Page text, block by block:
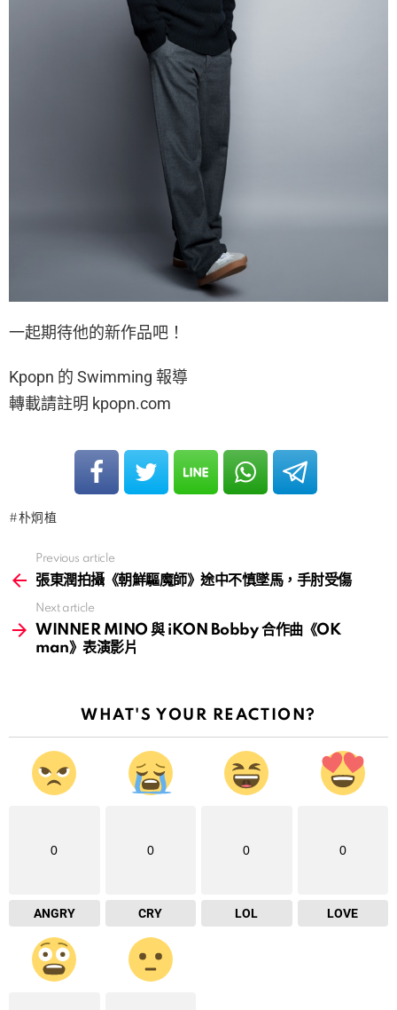
一起期待他的新作品吧！
Kpopn 的 Swimming 報導
轉載請註明 kpopn.com
朴炯植
more
Previous article
張東潤拍攝《朝鮮驅魔師》途中不慎墜馬，手肘受傷
Next article
WINNER MINO 與 iKON Bobby 合作曲《OK
man》表演影片
WHAT'S YOUR REACTION?
0
ANGRY
0
CRY
0
LOL
0
LOVE